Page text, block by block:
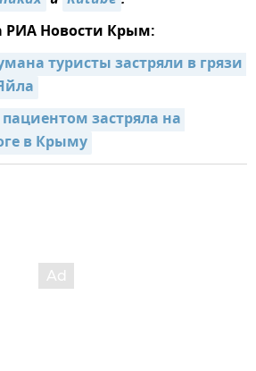
РИА Новости Крым:
туристы застряли в грязи
застряла на
в Крыму